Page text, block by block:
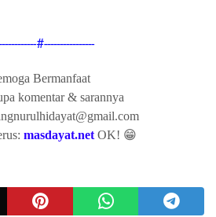
#----------------
Bermanfaat
komentar & sarannya
masdayat.net OK! 😁